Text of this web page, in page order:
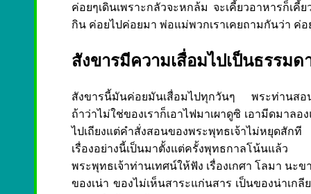
ค่อยๆเดินเพราะกลัวจะหกล้ม จะเคี้ยวอาหารก็เคี้
กิน ค่อยไปค่อยมา พ่อแม่พวกเราเคยถามกันว่า ค่
สังขารมีความเสื่อมไปเป็นธรรมด
สังขารนี้มันค่อยมันเสื่อมไปทุกวันๆ พระท่านสอ
ถ้าว่าไม่ใช่ของเราก็เอาไฟมาเผาดูซิ เอามีดมาล
ไปเถียงแต่คำสั่งสอนของพระพุทธเจ้าไม่หยุดสั
เรื่องอย่างนี้เป็นมาตั้งแต่ครั้งพุทธกาลโน้นแ
พระพุทธเจ้าท่านเทศน์ให้ฟัง เรื่องเกศา โลมา นะ
ของเน่า ของไม่เห็นสาระแก่นสาร เป็นของน่าเก